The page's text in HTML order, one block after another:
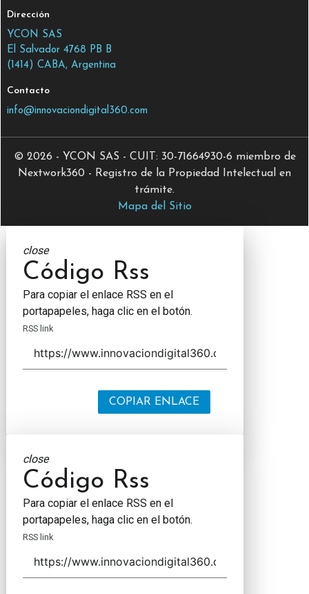
Dirección
YCON SAS
El Salvador 4768 PB B
(1414) CABA, Argentina
Contacto
info@innovaciondigital360.com
© 2026 - YCON SAS - CUIT: 30-71664930-6 miembro de
Nextwork360 - Registro de la Propiedad Intelectual en
trámite.
Mapa del Sitio
close
Código Rss
Para copiar el enlace RSS en el
portapapeles, haga clic en el botón.
RSS link
COPIAR ENLACE
close
Código Rss
Para copiar el enlace RSS en el
portapapeles, haga clic en el botón.
RSS link